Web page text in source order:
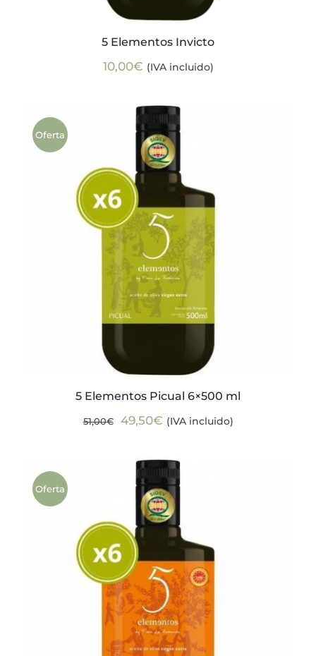
5 Elementos Invicto
10,00€ (IVA incluido)
Oferta
5 Elementos Picual 6×500 ml
51,00€
El
original
era:
51,00€.
49,50€El
actual
es:
49,50€.
(IVA incluido)
Oferta